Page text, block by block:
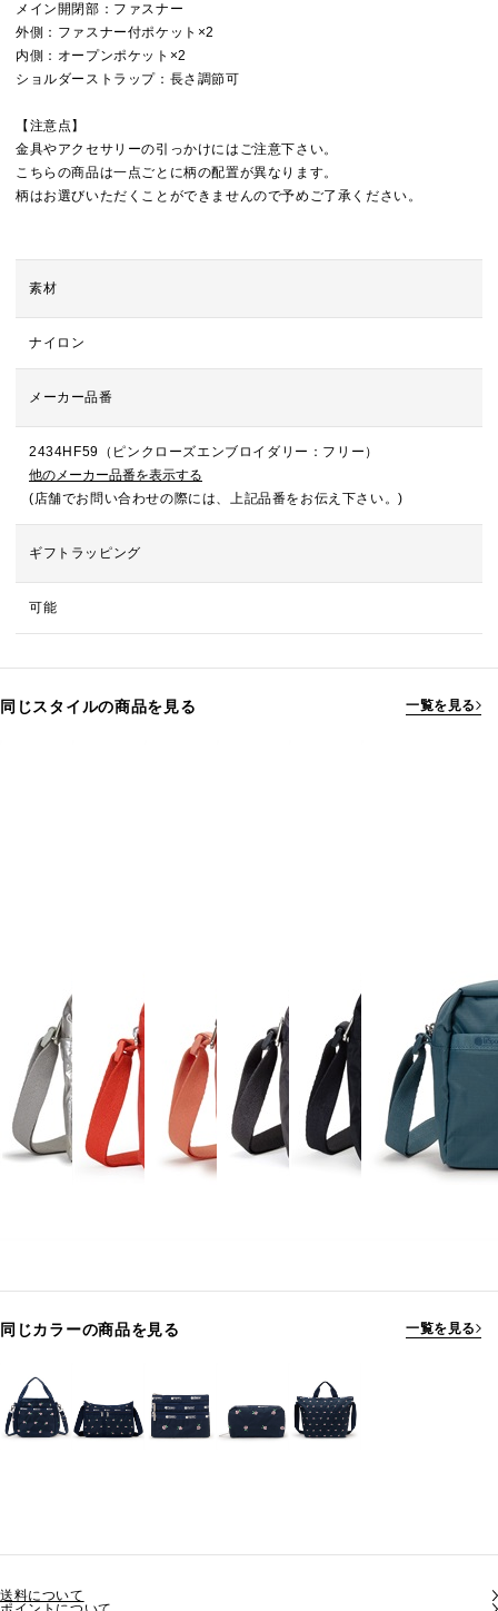
メイン開閉部：ファスナー
外側：ファスナー付ポケット×2
内側：オープンポケット×2
ショルダーストラップ：長さ調節可
【注意点】
金具やアクセサリーの引っかけにはご注意下さい。
こちらの商品は一点ごとに柄の配置が異なります。
柄はお選びいただくことができませんので予めご了承ください。
素材
ナイロン
メーカー品番
2434HF59（ピンクローズエンブロイダリー：フリー）
他のメーカー品番を表示する
(店舗でお問い合わせの際には、上記品番をお伝え下さい。)
ギフトラッピング
可能
同じスタイルの商品を見る 一覧を見る
同じカラーの商品を見る 一覧を見る
送料について